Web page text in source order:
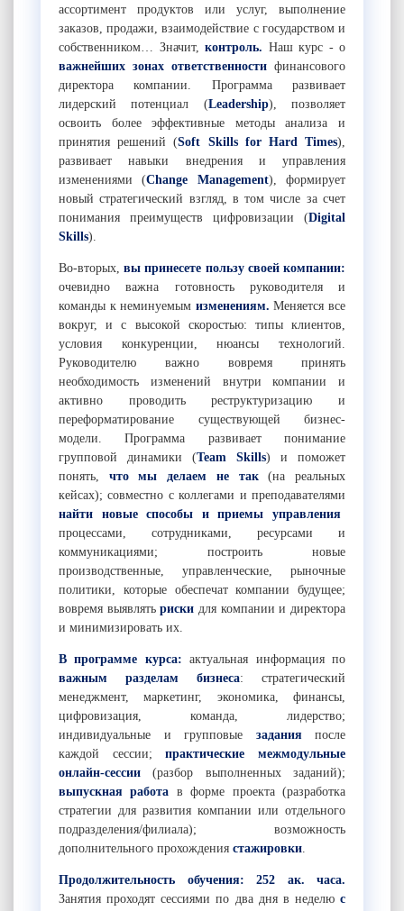
ассортимент продуктов или услуг, выполнение
заказов, продажи, взаимодействие с государством и
собственником… Значит, контроль. Наш курс - о
важнейших зонах ответственности финансового
директора компании. Программа развивает
лидерский потенциал (Leadership), позволяет
освоить более эффективные методы анализа и
принятия решений (Soft Skills for Hard Times),
развивает навыки внедрения и управления
изменениями (Change Management), формирует
новый стратегический взгляд, в том числе за счет
понимания преимуществ цифровизации (Digital
Skills).
Во-вторых, вы принесете пользу своей компании:
очевидно важна готовность руководителя и
команды к неминуемым изменениям. Меняется все
вокруг, и с высокой скоростью: типы клиентов,
условия конкуренции, нюансы технологий.
Руководителю важно вовремя принять
необходимость изменений внутри компании и
активно проводить реструктуризацию и
переформатирование существующей бизнес-
модели. Программа развивает понимание
групповой динамики (Team Skills) и поможет
понять,
что мы делаем не так
(на реальных
кейсах); совместно с коллегами и преподавателями
найти новые способы и приемы управления
процессами, сотрудниками, ресурсами и
коммуникациями; построить новые
производственные, управленческие, рыночные
политики, которые обеспечат компании будущее;
вовремя выявлятьриски для компании и директора
и минимизировать их.
В программе курса:
актуальная информация по
важным разделам бизнеса: стратегический
менеджмент, маркетинг, экономика, финансы,
цифровизация, команда, лидерство;
индивидуальные и групповые заданияпосле
каждой сессии;практические межмодульные
онлайн-сессии
(разбор выполненных заданий);
выпускная работа в форме проекта (разработка
стратегии для развития компании или отдельного
подразделения/филиала); возможность
дополнительного прохождения стажировки
Продолжительность обучения: 252 ак. часа.
Занятия проходят сессиями по два дня в неделю с